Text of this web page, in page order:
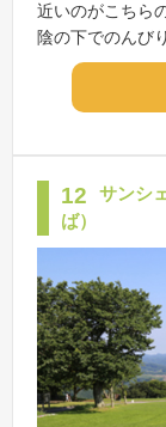
近いのがこちら
陰の下でのんび
12
サンシ
ば）